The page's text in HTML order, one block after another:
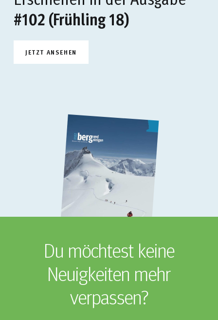
#102 (Frühling 18)
JETZT ANSEHEN
Du möchtest keine
Neuigkeiten mehr
verpassen?